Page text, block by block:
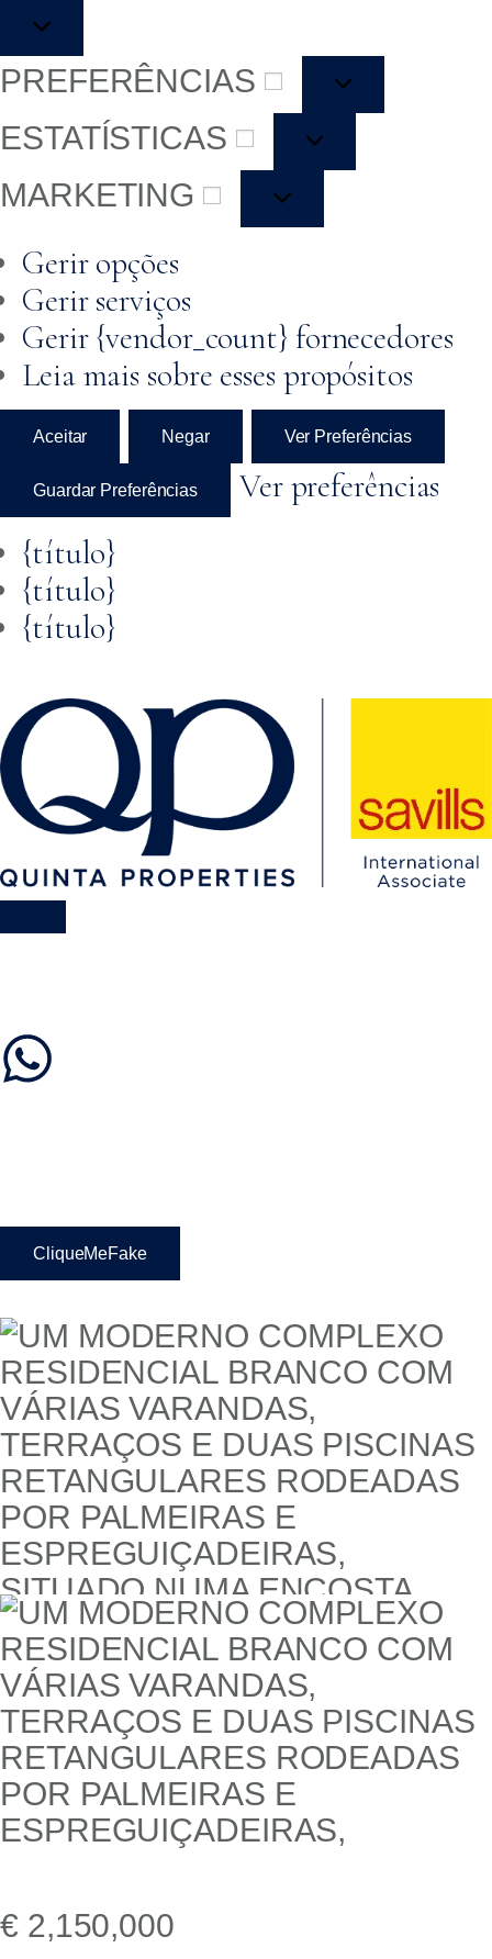
PREFERÊNCIAS
ESTATÍSTICAS
MARKETING
Gerir opções
Gerir serviços
Gerir {vendor_count} fornecedores
Leia mais sobre esses propósitos
Aceitar Negar Ver Preferências
Guardar Preferências
Ver preferências
{título}
{título}
{título}
CliqueMeFake
€ 2,150,000